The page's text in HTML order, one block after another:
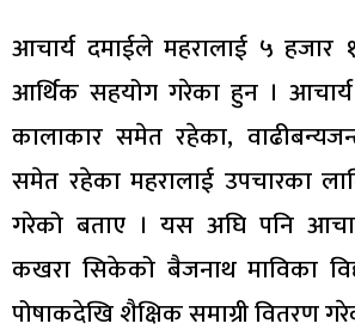
आचार्य दमाईले महरालाई ५
आर्थिक सहयोग गरेका हुन ।
कालाकार समेत रहेका,
समेत रहेका महरालाई उपचारका
गरेको बताए । यस अघि पनि
कखरा सिकेको बैजनाथ माविका
पोषाकदेखि शैक्षिक समाग्री वितरण